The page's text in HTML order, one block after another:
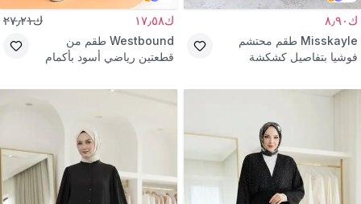
ك٨٫٩٠
Misskayle طقم محتشم
فوشيا بتفاصيل كشكشة
ك١٧٫٥٨ ك٢٧٫٢١
Westbound طقم من
قطعتين رياضي أسود بأكمام